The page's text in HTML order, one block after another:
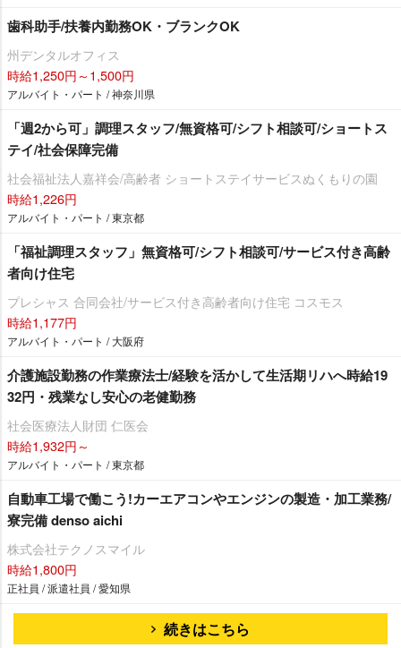
歯科助手/扶養内勤務OK・ブランクOK
州デンタルオフィス
時給1,250円～1,500円
アルバイト・パート / 神奈川県
「週2から可」調理スタッフ/無資格可/シフト相談可/ショートス
テイ/社会保障完備
社会福祉法人嘉祥会/高齢者 ショートステイサービスぬくもりの園
時給1,226円
アルバイト・パート / 東京都
「福祉調理スタッフ」無資格可/シフト相談可/サービス付き高齢
者向け住宅
プレシャス 合同会社/サービス付き高齢者向け住宅 コスモス
時給1,177円
アルバイト・パート / 大阪府
介護施設勤務の作業療法士/経験を活かして生活期リハへ時給19
32円・残業なし安心の老健勤務
社会医療法人財団 仁医会
時給1,932円～
アルバイト・パート / 東京都
自動車工場で働こう!カーエアコンやエンジンの製造・加工業務/
寮完備 denso aichi
株式会社テクノスマイル
時給1,800円
正社員 / 派遣社員 / 愛知県
続きはこちら